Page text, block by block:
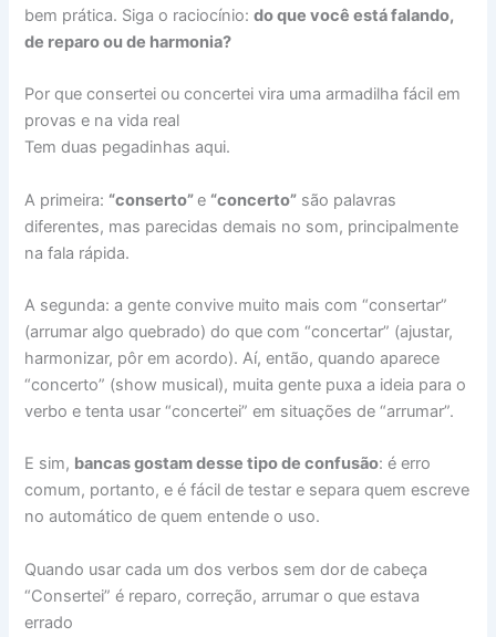
bem prática. Siga o raciocínio:do que você está falando,
de reparo ou de harmonia?
Por que consertei ou concertei vira uma armadilha fácil em
provas e na vida real
Tem duas pegadinhas aqui.
A primeira: “conserto”e “concerto” são palavras
diferentes, mas parecidas demais no som, principalmente
na fala rápida.
A segunda: a gente convive muito mais com “consertar”
(arrumar algo quebrado) do que com “concertar” (ajustar,
harmonizar, pôr em acordo). Aí, então, quando aparece
“concerto” (show musical), muita gente puxa a ideia para o
verbo e tenta usar “concertei” em situações de “arrumar”.
E sim, bancas gostam desse tipo de confusão: é erro
comum, portanto, e é fácil de testar e separa quem escreve
no automático de quem entende o uso.
Quando usar cada um dos verbos sem dor de cabeça
“Consertei” é reparo, correção, arrumar o que estava
errado